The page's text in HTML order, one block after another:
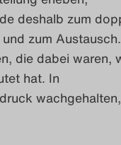
deshalb zum
zum Austausch.
die dabei waren,
hat. In